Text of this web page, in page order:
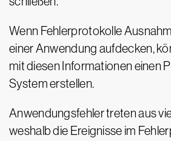
Wenn Fehlerprotokolle
einer Anwendung aufdecken,
mit diesen Informationen einen
System erstellen.
Anwendungsfehler treten aus
weshalb die Ereignisse im